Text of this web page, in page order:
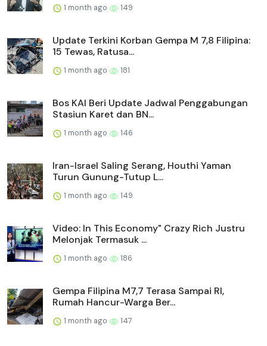
1 month ago 149
Update Terkini Korban Gempa M 7,8 Filipina:
15 Tewas, Ratusa...
1 month ago 181
Bos KAI Beri Update Jadwal Penggabungan
Stasiun Karet dan BN...
1 month ago 146
Iran-Israel Saling Serang, Houthi Yaman
Turun Gunung-Tutup L...
1 month ago 149
Video: In This Economy" Crazy Rich Justru
Melonjak Termasuk ...
1 month ago 186
Gempa Filipina M7,7 Terasa Sampai RI,
Rumah Hancur-Warga Ber...
1 month ago 147